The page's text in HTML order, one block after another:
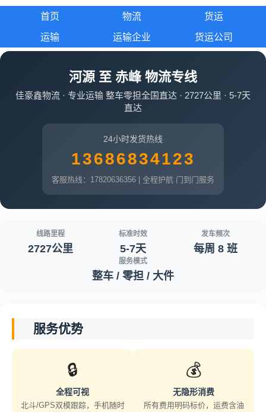
首页 物流 货运
运输 运输企业 货运公司
河源 至 赤峰 物流专线
佳豪鑫物流 · 专业运输 整车零担全国直达 · 2727公里 · 5-7天
直达
24小时发货热线
13686834123
客服热线：17820636356 | 全程护航 门到门服务
线路里程
2727公里
标准时效
5-7天
发车频次
每周 8 班
服务模式
整车 / 零担 / 大件
服务优势
🔒
全程可视
北斗/GPS双模跟踪，手机随时
💰
无隐形消费
所有费用明码标价，运费含油